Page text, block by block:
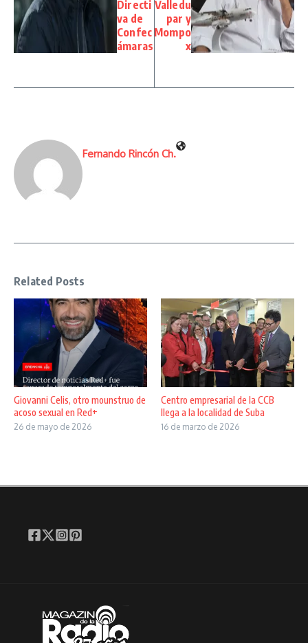
Directi
va de
Confec
ámaras
Valledu
par y
Mompo
x
Fernando Rincón Ch.
Related Posts
Giovanni Celis, otro mounstruo de
acoso sexual en Red+
26 de mayo de 2026
Centro empresarial de la CCB
llega a la localidad de Suba
16 de marzo de 2026